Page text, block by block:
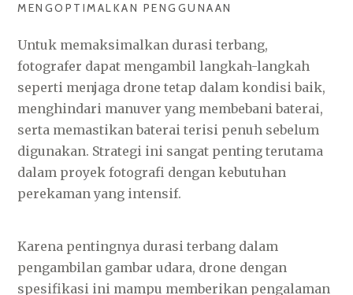
MENGOPTIMALKAN PENGGUNAAN
Untuk memaksimalkan durasi terbang,
fotografer dapat mengambil langkah-langkah
seperti menjaga drone tetap dalam kondisi baik,
menghindari manuver yang membebani baterai,
serta memastikan baterai terisi penuh sebelum
digunakan. Strategi ini sangat penting terutama
dalam proyek fotografi dengan kebutuhan
perekaman yang intensif.
Karena pentingnya durasi terbang dalam
pengambilan gambar udara, drone dengan
spesifikasi ini mampu memberikan pengalaman